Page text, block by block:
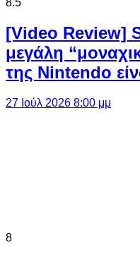
8.5
[Video Review]
μεγάλη
της Nintendo
27 Ιούλ 2026 8:00 μμ
8